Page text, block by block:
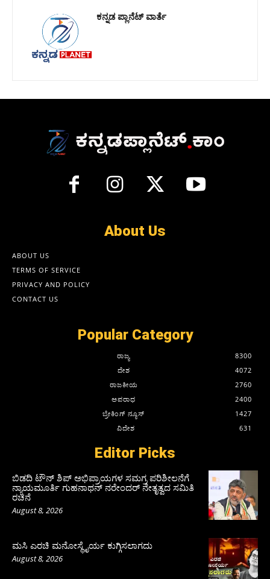
ಕನ್ನಡ ಪ್ಲಾನೆಟ್ ವಾರ್ತೆ
About Us
ABOUT US
TERMS OF SERVICE
PRIVACY AND POLICY
CONTACT US
Popular Category
ರಾಜ್ಯ
8300
ದೇಶ
4072
ರಾಜಕೀಯ
2760
ಅಪರಾಧ
2400
ಬ್ರೇಕಿಂಗ್ ನ್ಯೂಸ್
1427
ವಿದೇಶ
631
Editor Picks
ಬಿಡದಿ ಟೌನ್ ಶಿಪ್ ಅಭಿಪ್ರಾಯಗಳ ಸಮಗ್ರ ಪರಿಶೀಲನೆಗೆ
ನ್ಯಾಯಮೂರ್ತಿ ಗುಹನಾಥನ್ ನರೇಂದರ್ ನೇತೃತ್ವದ ಸಮಿತಿ
ರಚನೆ
August 8, 2026
ಮಸಿ ಎರಚಿ ಮನೋಸ್ಥೈರ್ಯ ಕುಗ್ಗಿಸಲಾಗದು
August 8, 2026